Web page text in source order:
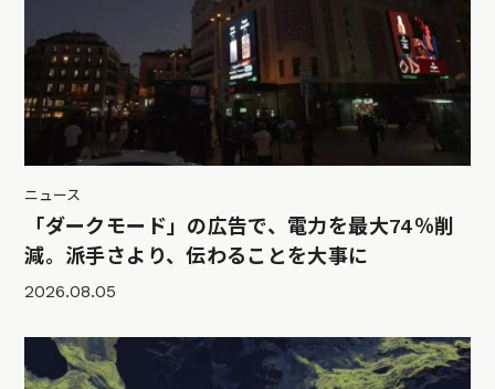
ニュース
「ダークモード」の広告で、電力を最大74％削
減。派手さより、伝わることを大事に
2026.08.05